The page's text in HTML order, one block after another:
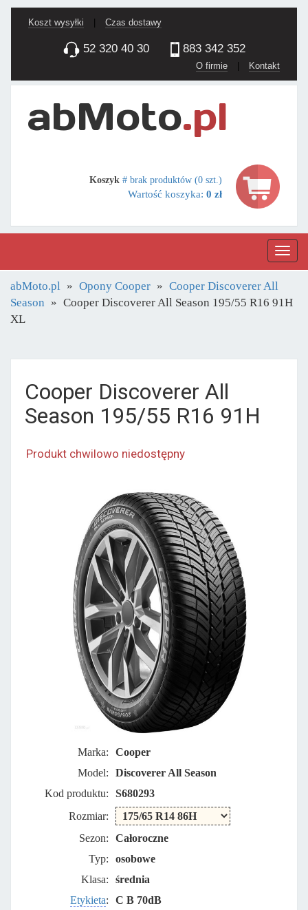
Koszt wysyłki Czas dostawy
52 320 40 30 883 342 352
O firmie | Kontakt
Koszyk # brak produktów (0 szt.)
Wartość koszyka: 0 zł
abMoto.pl Opony Cooper
Cooper Discoverer All
Season
Cooper Discoverer All Season 195/55 R16 91H
XL
Cooper Discoverer All
Season 195/55 R16 91H
Produkt chwilowo niedostępny
Marka:
Cooper
Model:
Discoverer All Season
Kod produktu:
S680293
Rozmiar:
Sezon:
Całoroczne
Typ:
osobowe
Klasa:
średnia
Etykieta:
C B 70dB